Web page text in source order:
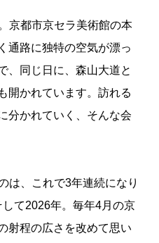
京都市京セラ美術館の本
通路に独特の空気が漂っ
、同じ日に、森山大道と
開かれています。訪れる
分かれていく、そんな会
は、これで3年連続になり
て2026年。毎年4月の京
射程の広さを改めて思い